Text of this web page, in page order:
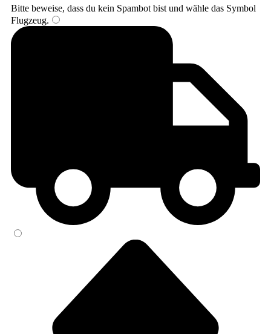
Bitte beweise, dass du kein Spambot bist und wähle das Symbol
Flugzeug.